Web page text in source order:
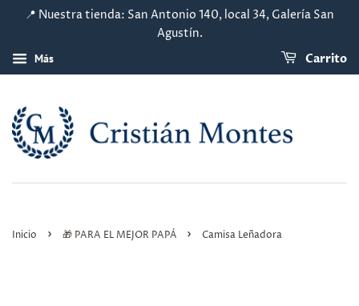
📍 Nuestra tienda: San Antonio 140, local 34, Galería San
Agustín.
Más Carrito
Inicio › 🎁 PARA EL MEJOR PAPÁ › Camisa Leñadora